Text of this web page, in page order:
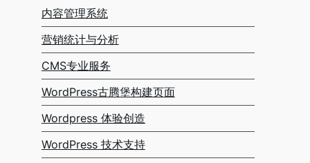
内容管理系统
营销统计与分析
CMS专业服务
WordPress古腾堡构建页面
Wordpress 体验创造
WordPress 技术支持